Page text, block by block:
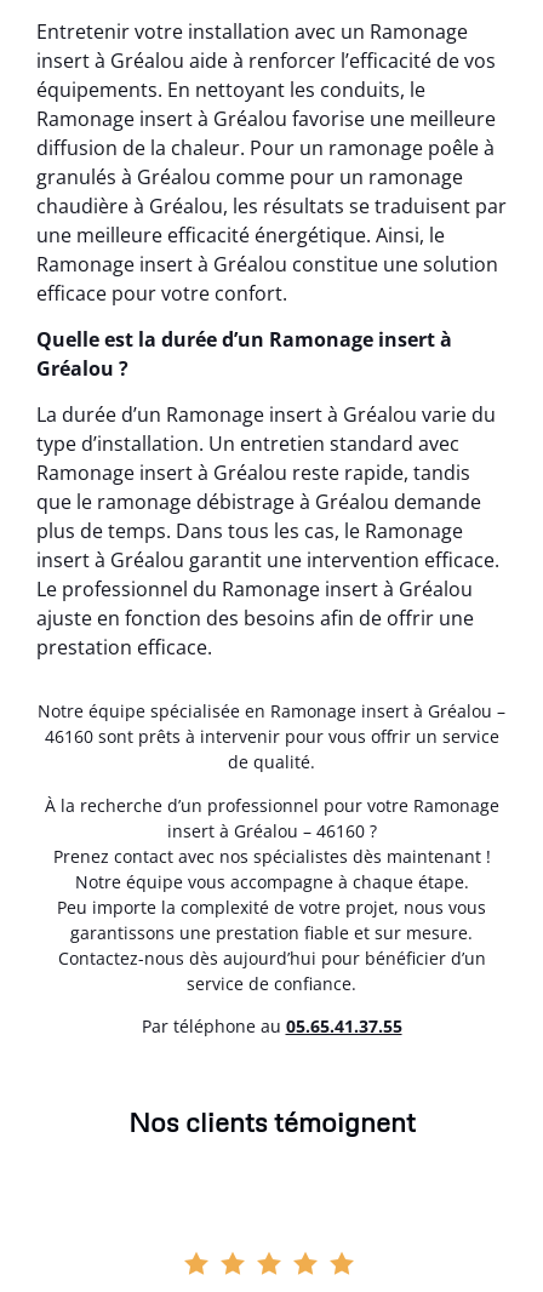
Entretenir votre installation avec un Ramonage
insert à Gréalou aide à renforcer l’efficacité de vos
équipements. En nettoyant les conduits, le
Ramonage insert à Gréalou favorise une meilleure
diffusion de la chaleur. Pour un ramonage poêle à
granulés à Gréalou comme pour un ramonage
chaudière à Gréalou, les résultats se traduisent par
une meilleure efficacité énergétique. Ainsi, le
Ramonage insert à Gréalou constitue une solution
efficace pour votre confort.
Quelle est la durée d’un Ramonage insert à
Gréalou ?
La durée d’un Ramonage insert à Gréalou varie du
type d’installation. Un entretien standard avec
Ramonage insert à Gréalou reste rapide, tandis
que le ramonage débistrage à Gréalou demande
plus de temps. Dans tous les cas, le Ramonage
insert à Gréalou garantit une intervention efficace.
Le professionnel du Ramonage insert à Gréalou
ajuste en fonction des besoins afin de offrir une
prestation efficace.
Notre équipe spécialisée en Ramonage insert à Gréalou –
46160 sont prêts à intervenir pour vous offrir un service
de qualité.
À la recherche d’un professionnel pour votre Ramonage
insert à Gréalou – 46160 ?
Prenez contact avec nos spécialistes dès maintenant !
Notre équipe vous accompagne à chaque étape.
Peu importe la complexité de votre projet, nous vous
garantissons une prestation fiable et sur mesure.
Contactez-nous dès aujourd’hui pour bénéficier d’un
service de confiance.
Par téléphone au 05.65.41.37.55
Nos clients témoignent